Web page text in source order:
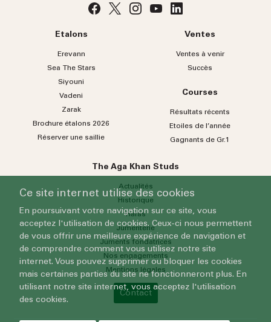
Etalons
Erevann
Sea TheStars
Siyouni
Vadeni
Zarak
Brochure étalons 2026
Réserver une saillie
Ventes
Ventes à venir
Succès
Courses
Résultats récents
Etoiles de l’année
Gagnants de Gr.1
The Aga Khan Studs
Actualités
Historique
Haras
Jumenterie
Juments fondatrices
Nos engagements
Mentions légales
Contact
Ce site internet utilise des cookies
En poursuivant votre navigation sur ce site, vous
acceptez l'utilisation de cookies. Ceux-ci nous permettent
de vous offrir une meilleure expérience de navigation et
de comprendre comment vous utilisez notre site
internet. Vous pouvez supprimer ou bloquer les cookies
mais certaines parties du site ne fonctionneront plus. En
utilisant notre site internet, vous acceptez l'utilisation
des cookies.